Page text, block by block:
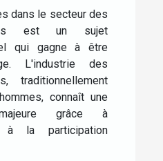
Badang
dans le secteur des
est un sujet
qui gagne à être
L'industrie des
traditionnellement
connaît une
grâce à
à la participation